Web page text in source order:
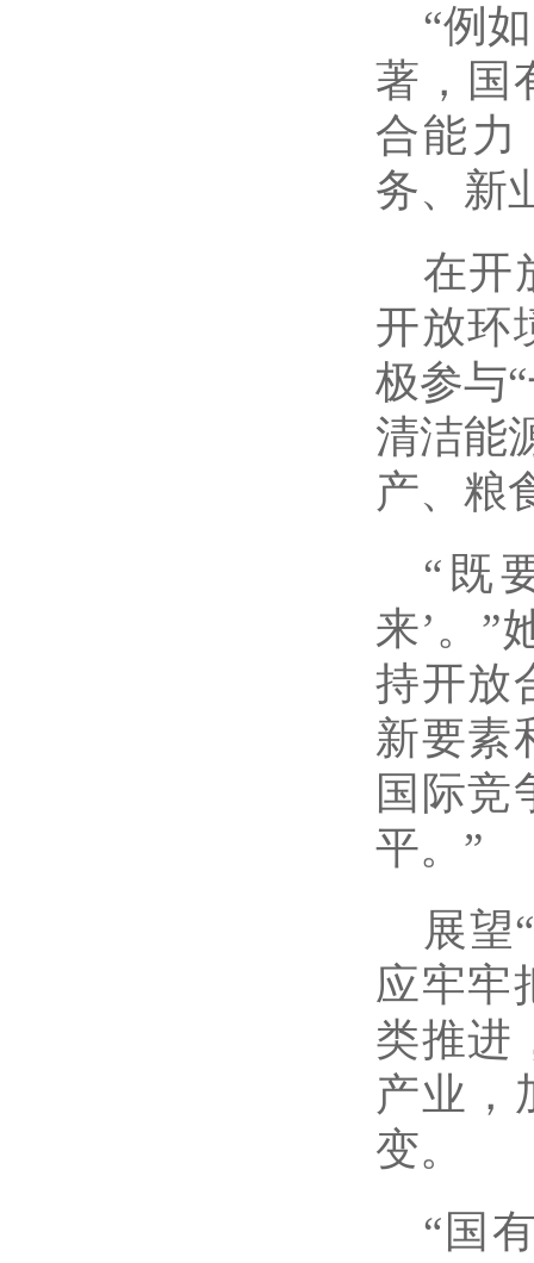
“例
著，国
合能力
务、新
在开
开放环
极参与
清洁能
产、粮
“既
来’。”
持开放
新要素
国际竞
平。”
展望
应牢牢
类推进
产业，
变。
“国